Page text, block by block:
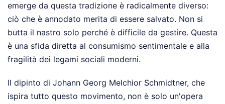
emerge da questa tradizione è radicalmente diverso:
ciò che è annodato merita di essere salvato. Non si
butta il nastro solo perché è difficile da gestire. Questa
è una sfida diretta al consumismo sentimentale e alla
fragilità dei legami sociali moderni.
Il dipinto di Johann Georg Melchior Schmidtner, che
ispira tutto questo movimento, non è solo un'opera